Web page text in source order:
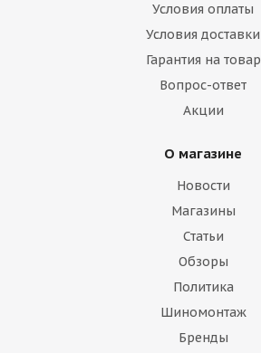
Условия оплаты
Условия доставки
Гарантия на товар
Вопрос-ответ
Акции
О магазине
Новости
Магазины
Статьи
Обзоры
Политика
Шиномонтаж
Бренды